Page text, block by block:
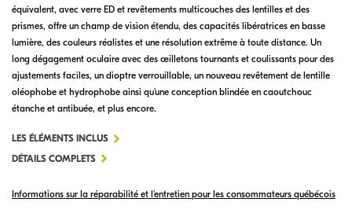
équivalent, avec verre ED et revêtements multicouches des lentilles et des
prismes, offre un champ de vision étendu, des capacités libératrices en basse
lumière, des couleurs réalistes et une résolution extrême à toute distance. Un
long dégagement oculaire avec des œilletons tournants et coulissants pour des
ajustements faciles, un dioptre verrouillable, un nouveau revêtement de lentille
oléophobe et hydrophobe ainsi qu'une conception blindée en caoutchouc
étanche et antibuée, et plus encore.
LES ÉLÉMENTS INCLUSPOUR
8X30
DÉTAILS COMPLETS
Informations sur la réparabilité et l'entretien pour les consommateurs québécois